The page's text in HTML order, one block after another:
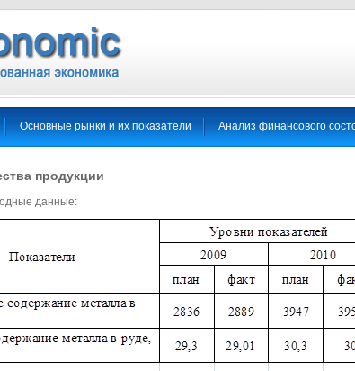
Основные рынки и их показатели Анализ финансового
продукции
данные: